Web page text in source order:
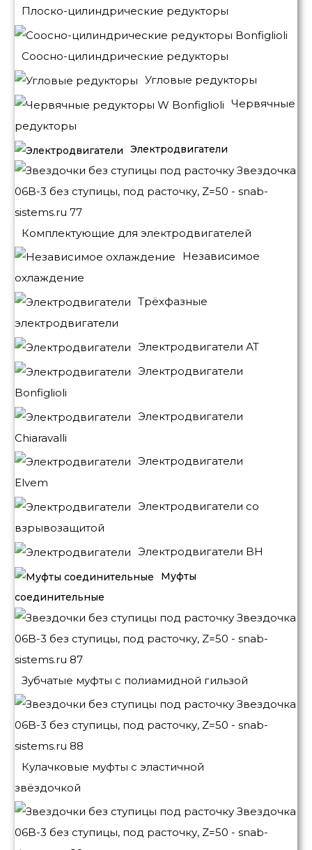
Плоско-цилиндрические редукторы
Соосно-цилиндрические редукторы
Угловые редукторы
Червячные
редукторы
Электродвигатели
Комплектующие для электродвигателей
Независимое
охлаждение
Трёхфазные
электродвигатели
Электродвигатели АТ
Электродвигатели
Bonfiglioli
Электродвигатели
Chiaravalli
Электродвигатели
Elvem
Электродвигатели со
взрывозащитой
Электродвигатели BH
Муфты
соединительные
Зубчатые муфты с полиамидной гильзой
Кулачковые муфты с эластичной
звёздочкой